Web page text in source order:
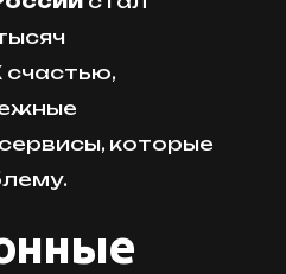
счастью,
которые